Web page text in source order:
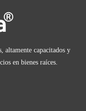
altamente capacitados y
en bienes raíces.